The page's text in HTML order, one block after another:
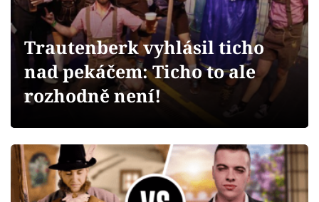
Videa
Sledujte prima+
Sledujte nás
Trautenberk vyhlásil ticho
nad pekáčem: Ticho to ale
rozhodně není!